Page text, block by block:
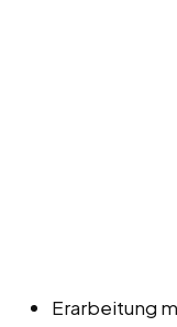
Erarbeitung